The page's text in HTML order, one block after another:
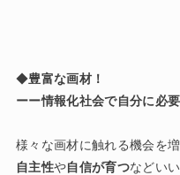
◆豊富な画材！
ーー情報化社会で自分に必
様々な画材に触れる機会を
自主性や自信が育つなどい